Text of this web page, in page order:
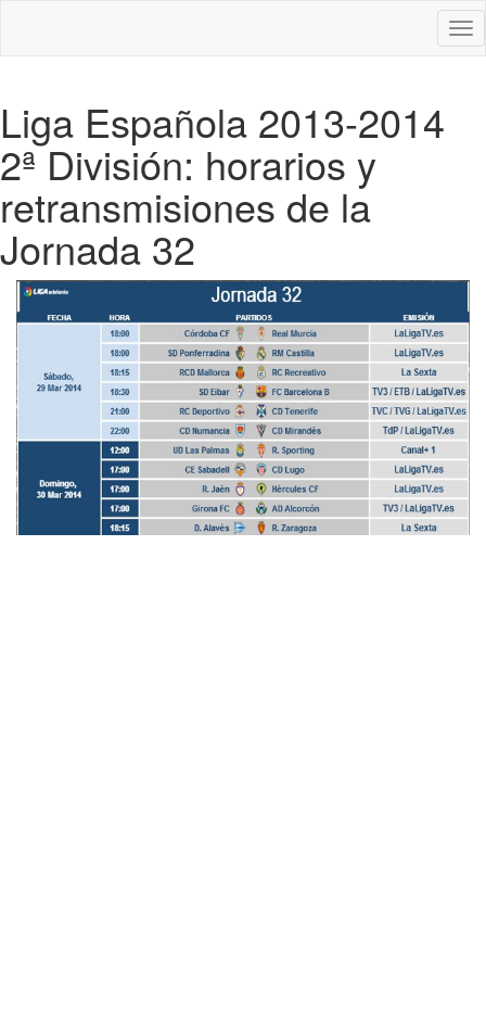
Liga Española 2013-2014
2ª División: horarios y
retransmisiones de la
Jornada 32